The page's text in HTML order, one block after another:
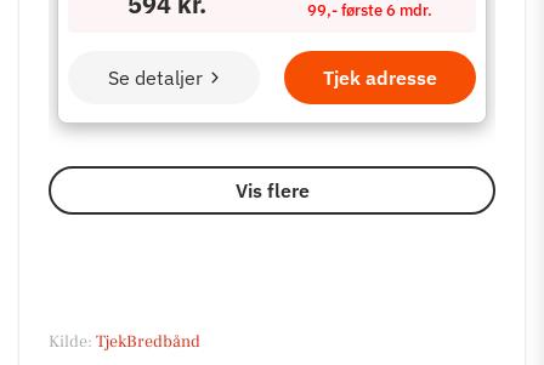
Kilde: TjekBredbånd